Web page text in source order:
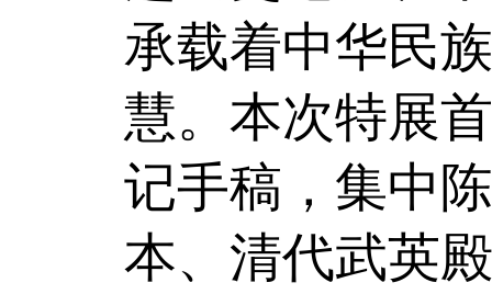
承载着中华民
慧。本次特展
记手稿，集中
本、清代武英